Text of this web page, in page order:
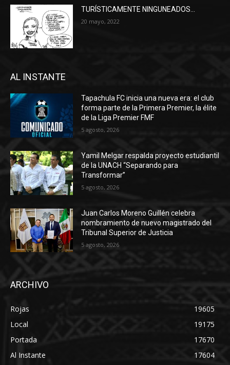
TURÍSTICAMENTE NINGUNEADOS…
20 mayo, 2022
AL INSTANTE
Tapachula FC inicia una nueva era: el club
forma parte de la Primera Premier, la élite
de la Liga Premier FMF
5 agosto, 2026
Yamil Melgar respalda proyecto estudiantil
de la UNACH “Separando para
Transformar”
5 agosto, 2026
Juan Carlos Moreno Guillén celebra
nombramiento de nuevo magistrado del
Tribunal Superior de Justicia
5 agosto, 2026
ARCHIVO
Rojas
19605
Local
19175
Portada
17670
Al Instante
17604